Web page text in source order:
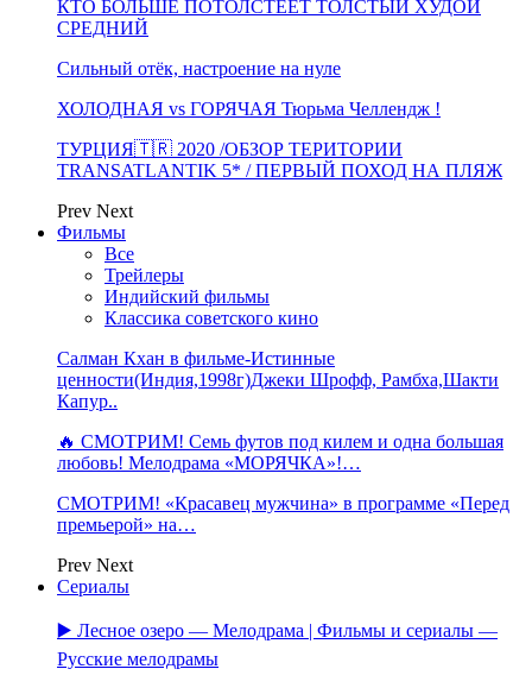
КТО БОЛЬШЕ ПОТОЛСТЕЕТ ТОЛСТЫЙ ХУДОЙ
СРЕДНИЙ
Сильный отёк, настроение на нуле
ХОЛОДНАЯ vs ГОРЯЧАЯ Тюрьма Челлендж !
ТУРЦИЯ🇹🇷 2020 /ОБЗОР ТЕРИТОРИИ
TRANSATLANTIK 5* / ПЕРВЫЙ ПОХОД НА ПЛЯЖ
Prev Next
Фильмы
Все
Трейлеры
Индийский фильмы
Классика советского кино
Салман Кхан в фильме-Истинные
ценности(Индия,1998г)Джеки Шрофф, Рамбха,Шакти
Капур..
🔥 СМОТРИМ! Семь футов под килем и одна большая
любовь! Мелодрама «МОРЯЧКА»!…
СМОТРИМ! «Красавец мужчина» в программе «Перед
премьерой» на…
Prev Next
Сериалы
▶️ Лесное озеро — Мелодрама | Фильмы и сериалы —
Русские мелодрамы